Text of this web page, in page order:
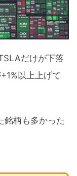
だけが下落
以上上げて
銘柄も多かった